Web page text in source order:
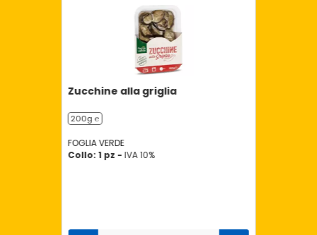
Zucchine alla griglia
200g ℮
FOGLIA VERDE
Collo: 1 pz - IVA 10%